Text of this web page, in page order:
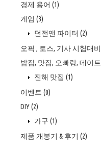
경제 용어 (1)
게임 (3)
던전앤 파이터 (2)
오픽 , 토스, 기사 시험대비
밥집, 맛집, 오빠랑, 데이트
진해 맛집 (1)
이벤트 (0)
DIY(2)
가구 (1)
제품 개봉기 & 후기 (2)